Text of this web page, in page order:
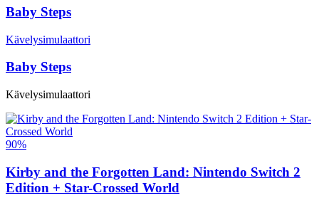
Baby Steps
Kävelysimulaattori
Baby Steps
Kävelysimulaattori
90%
Kirby and the Forgotten Land: Nintendo Switch 2
Edition + Star-Crossed World